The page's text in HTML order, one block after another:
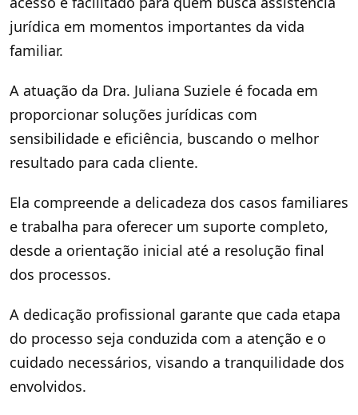
jurídica em momentos importantes da vida
familiar.
A atuação da Dra. Juliana Suziele é focada em
proporcionar soluções jurídicas com
sensibilidade e eficiência, buscando o melhor
resultado para cada cliente.
Ela compreende a delicadeza dos casos familiares
e trabalha para oferecer um suporte completo,
desde a orientação inicial até a resolução final
dos processos.
A dedicação profissional garante que cada etapa
do processo seja conduzida com a atenção e o
cuidado necessários, visando a tranquilidade dos
envolvidos.